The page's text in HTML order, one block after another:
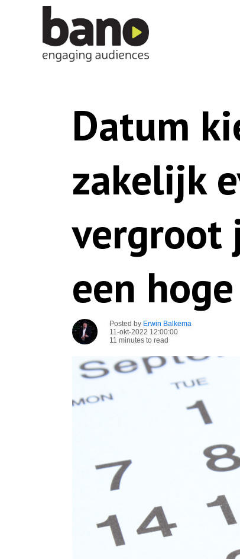
Datum
zakelijk
vergroot
een
Posted by Erwin Balkema
11-okt-2022 12:00:00
11 minutes to read